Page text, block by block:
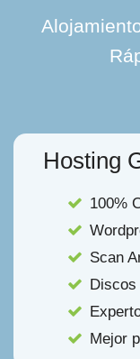
Hosting
100%
Scan
Mejor